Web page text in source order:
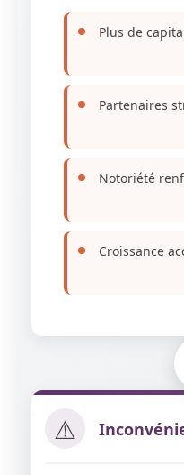
Plus de
Partenaires
Notoriété
Croissance
⚠